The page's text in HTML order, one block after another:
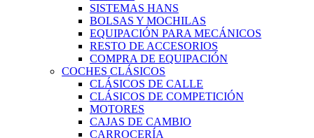
SISTEMAS HANS
BOLSAS Y MOCHILAS
EQUIPACIÓN PARA MECÁNICOS
RESTO DE ACCESORIOS
COMPRA DE EQUIPACIÓN
COCHES CLÁSICOS
CLÁSICOS DE CALLE
CLÁSICOS DE COMPETICIÓN
MOTORES
CAJAS DE CAMBIO
CARROCERÍA